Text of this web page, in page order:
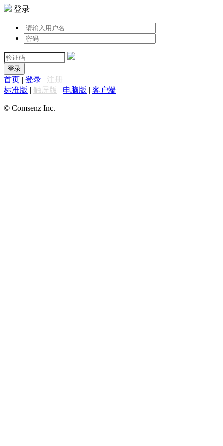
登录
登录
首页 | 登录 | 注册
标准版 | 触屏版 | 电脑版 | 客户端
© Comsenz Inc.